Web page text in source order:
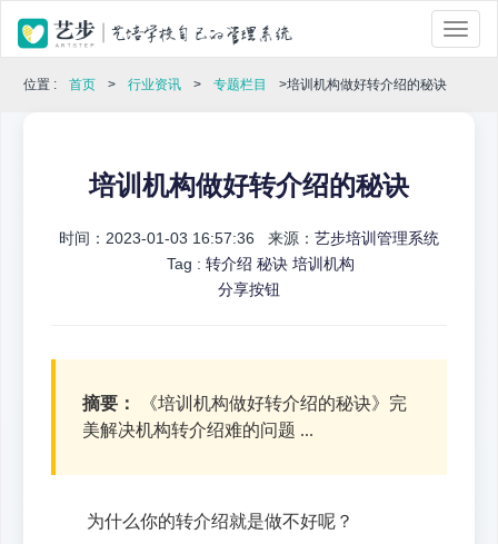
位置 : 首页 > 行业资讯 > 专题栏目 >培训机构做好转介绍的秘诀
培训机构做好转介绍的秘诀
时间：2023-01-03 16:57:36 来源： 艺步培训管理系统
Tag : 转介绍 秘诀 培训机构
分享按钮
摘要：
《培训机构做好转介绍的秘诀》完
美解决机构转介绍难的问题 ...
为什么你的转介绍就是做不好呢？